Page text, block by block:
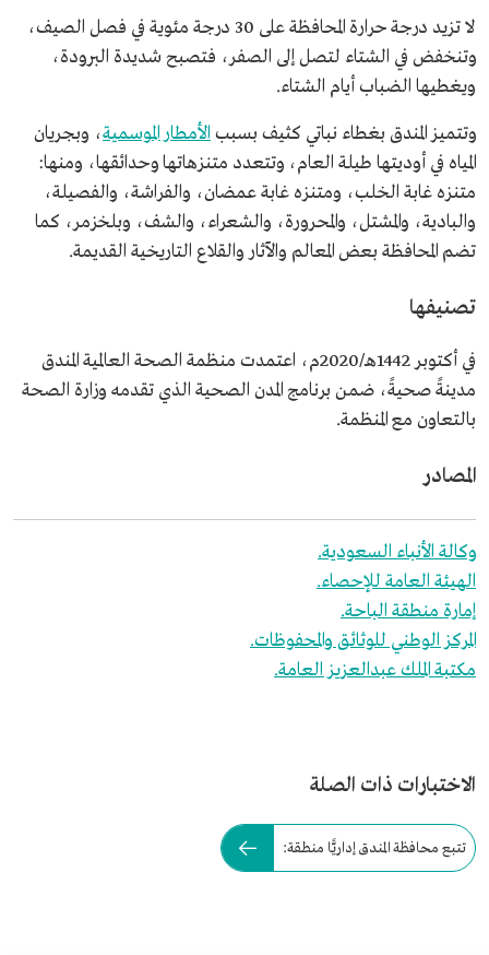
لا تزيد درجة حرارة المحافظة على 30 درجة مئوية في فصل الصيف،
وتنخفض في الشتاء لتصل إلى الصفر، فتصبح شديدة البرودة،
ويغطيها الضباب أيام الشتاء.
وتتميز المندق بغطاء نباتي كثيف بسبب الأمطار الموسمية، وبجريان
المياه في أوديتها طيلة العام، وتتعدد متنزهاتها وحدائقها، ومنها:
متنزه غابة الخلب، ومتنزه غابة عمضان، والفراشة، والفصيلة،
والبادية، والمشتل، والمحرورة، والشعراء، والشف، وبلخزمر، كما
تضم المحافظة بعض المعالم والآثار والقلاع التاريخية القديمة.
تصنيفها
في أكتوبر 1442هـ/2020م، اعتمدت منظمة الصحة العالمية المندق
مدينةً صحيةً، ضمن برنامج المدن الصحية الذي تقدمه وزارة الصحة
بالتعاون مع المنظمة.
المصادر
وكالة الأنباء السعودية.
الهيئة العامة للإحصاء.
إمارة منطقة الباحة.
المركز الوطني للوثائق والمحفوظات.
مكتبة الملك عبدالعزيز العامة.
الاختبارات ذات الصلة
تتبع محافظة المندق إداريًّا منطقة: